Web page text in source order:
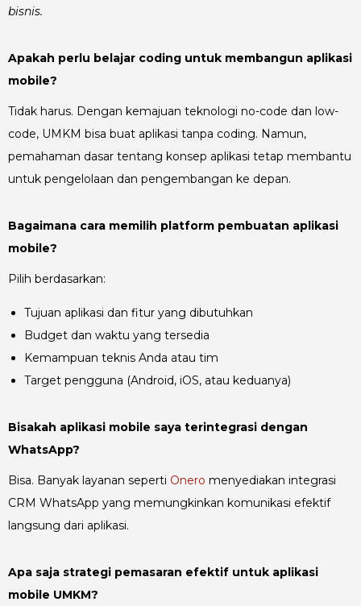
bisnis.
Apakah perlu belajar coding untuk membangun aplikasi
mobile?
Tidak harus. Dengan kemajuan teknologi no-code dan low-
code, UMKM bisa buat aplikasi tanpa coding. Namun,
pemahaman dasar tentang konsep aplikasi tetap membantu
untuk pengelolaan dan pengembangan ke depan.
Bagaimana cara memilih platform pembuatan aplikasi
mobile?
Pilih berdasarkan:
Tujuan aplikasi dan fitur yang dibutuhkan
Budget dan waktu yang tersedia
Kemampuan teknis Anda atau tim
Target pengguna (Android, iOS, atau keduanya)
Bisakah aplikasi mobile saya terintegrasi dengan
WhatsApp?
Bisa. Banyak layanan seperti Onero menyediakan integrasi
CRM WhatsApp yang memungkinkan komunikasi efektif
langsung dari aplikasi.
Apa saja strategi pemasaran efektif untuk aplikasi
mobile UMKM?